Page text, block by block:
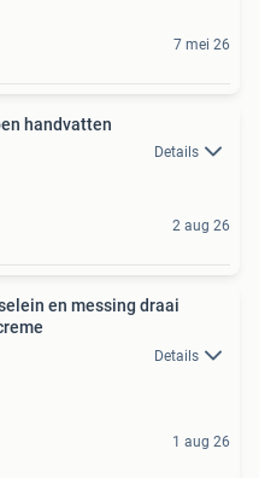
7 mei 26
handvatten
Details
2 aug 26
en messing draai
Details
1 aug 26